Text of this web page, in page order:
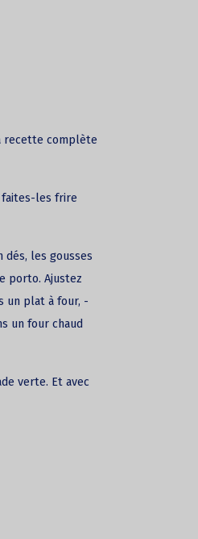
recette complète
faites-les frire
dés, les gousses
porto. Ajustez
un plat à four,
un four chaud
verte. Et avec